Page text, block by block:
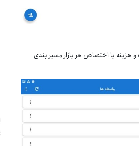
هزینه با اختصاص هر بازار مسیر بندی